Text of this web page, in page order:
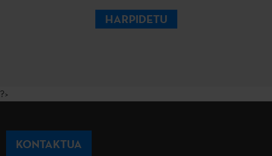
HARPIDETU
?>
KONTAKTUA